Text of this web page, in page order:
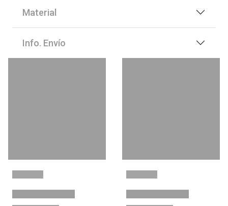
Material
Info. Envío